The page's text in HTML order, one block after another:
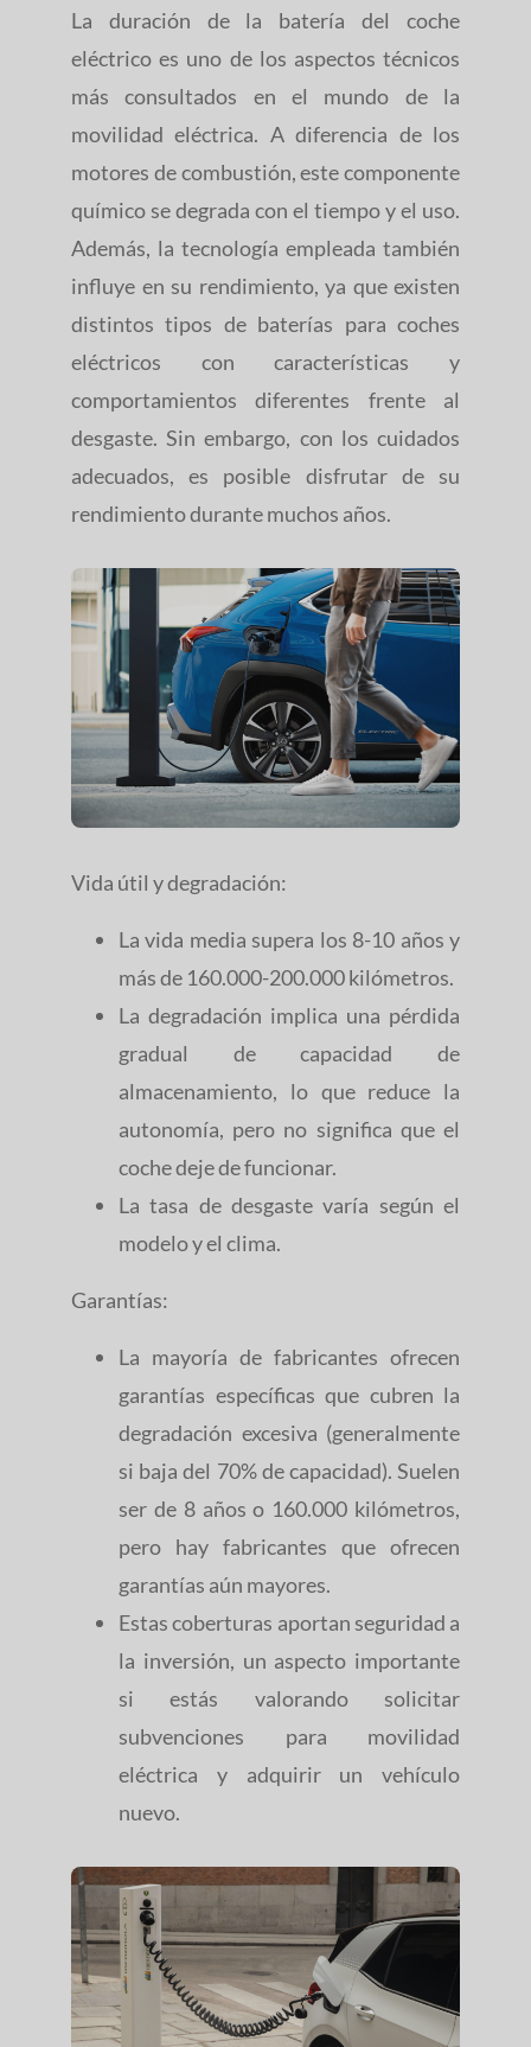
La duración de la batería del coche
eléctrico es uno de los aspectos técnicos
más consultados en el mundo de la
movilidad eléctrica. A diferencia de los
motores de combustión, este componente
químico se degrada con el tiempo y el uso.
Además, la tecnología empleada también
influye en su rendimiento, ya que existen
distintos tipos de baterías para coches
eléctricos con características y
comportamientos diferentes frente al
desgaste. Sin embargo, con los cuidados
adecuados, es posible disfrutar de su
rendimiento durante muchos años.
Vida útil y degradación:
La vida media supera los 8-10 años y
más de 160.000-200.000 kilómetros.
La degradación implica una pérdida
gradual de capacidad de
almacenamiento, lo que reduce la
autonomía, pero no significa que el
coche deje de funcionar.
La tasa de desgaste varía según el
modelo y el clima.
Garantías:
La mayoría de fabricantes ofrecen
garantías específicas que cubren la
degradación excesiva (generalmente
si baja del 70% de capacidad). Suelen
ser de 8 años o 160.000 kilómetros,
pero hay fabricantes que ofrecen
garantías aún mayores.
Estas coberturas aportan seguridad a
la inversión, un aspecto importante
si estás valorando solicitar
subvenciones para movilidad
eléctrica y adquirir un vehículo
nuevo.